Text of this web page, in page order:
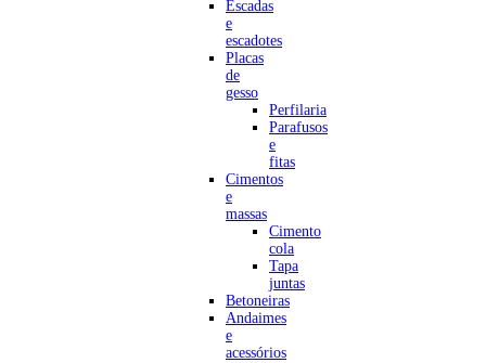
Escadas
e
escadotes
Placas
de
gesso
Perfilaria
Parafusos
e
fitas
Cimentos
e
massas
Cimento
cola
Tapa
juntas
Betoneiras
Andaimes
e
acessórios